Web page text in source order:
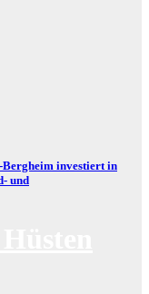
investiert in
und